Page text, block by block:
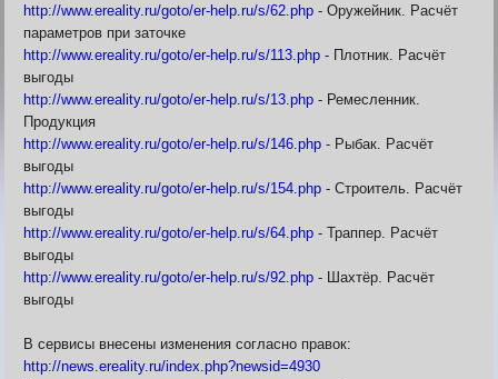
Дом пробудившихся.
фракций
Жрец. Калькулятор,
Заклинатель. Как
Землекоп. Расчёт выгоды
Карта ЗЛО
Квесты. Академия
http://www.ereality.ru/goto/er-help.ru/s/62.php - Оружейник. Расчёт
параметров при заточке
http://www.ereality.ru/goto/er-help.ru/s/113.php - Плотник. Расчёт
выгоды
http://www.ereality.ru/goto/er-help.ru/s/13.php - Ремесленник.
Продукция
http://www.ereality.ru/goto/er-help.ru/s/146.php - Рыбак. Расчёт
выгоды
http://www.ereality.ru/goto/er-help.ru/s/154.php - Строитель. Расчёт
выгоды
http://www.ereality.ru/goto/er-help.ru/s/64.php - Траппер. Расчёт
выгоды
http://www.ereality.ru/goto/er-help.ru/s/92.php - Шахтёр. Расчёт
выгоды
В сервисы внесены изменения согласно правок:
http://news.ereality.ru/index.php?newsid=4930